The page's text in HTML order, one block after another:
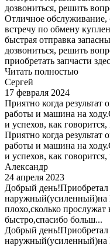
дозвониться, решить
Отличное обслуживание,
встречу по обмену
быстрая отправка
дозвониться, решить
приобретать запчасти
Читать полностью
Сергей
17 февраля 2024
Приятно когда
работы и машина на
и успехов, как говорится,
Приятно когда
работы и машина на
и успехов, как говорится,
Александр
24 апреля 2023
Добрый
наружный(усиленный)на
плохо,сколько
быстро,спасибо больш...
Добрый
наружный(усиленный)на